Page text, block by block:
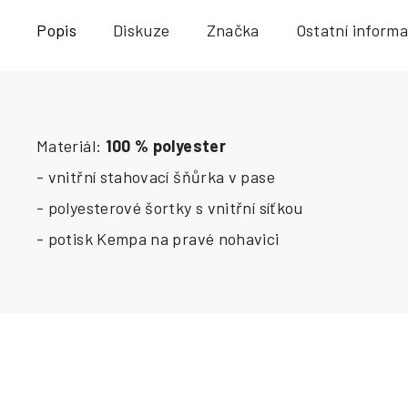
Popis Diskuze Značka Ostatní
Materiál: 100 % polyester
- vnitřní stahovací šňůrka v pase
- polyesterové šortky s vnitřní síťkou
- potisk Kempa na pravé nohavici